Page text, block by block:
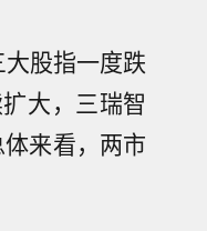
股指一度跌
大，三瑞智
来看，两市